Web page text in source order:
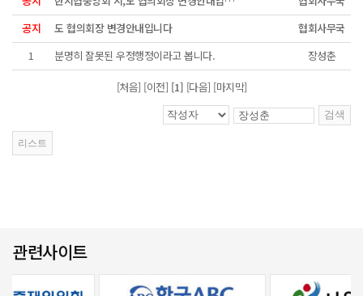
공지
도 협의회장 변경안내입니다
협회사무국
1
분명히 잘못된 우정행정이라고 봅니다. 장성춘
[처음] [이전] [1] [다음] [마지막]
관련사이트